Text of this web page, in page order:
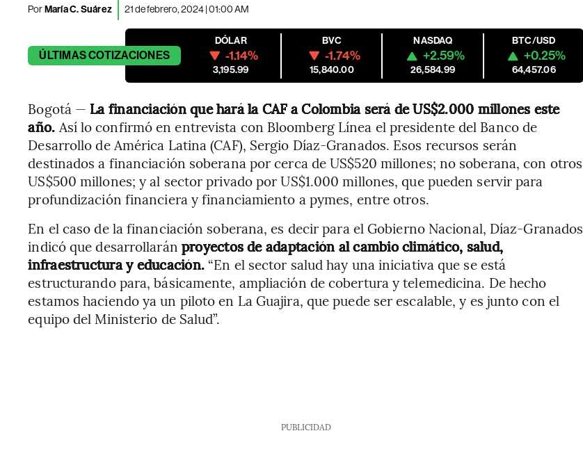
PorMaría C. Suárez 21 de febrero, 2024 | 01:00 AM
ÚLTIMASCOTIZACIONES
DÓLAR
-1.14%
3,195.99
BVC
-1.74%
15,840.00
NASDAQ
+2.59%
26,584.99
BTC/USD
+0.25%
64,457.06
Bogotá — La financiación que hará la CAF a Colombia será de US$2.000 millones este
año. Así lo confirmó en entrevista con Bloomberg Línea el presidente del Banco de
Desarrollo de América Latina (CAF), Sergio Díaz-Granados. Esos recursos serán
destinados a financiación soberana por cerca de US$520 millones; no soberana, con otros
US$500 millones; y al sector privado por US$1.000 millones, que pueden servir para
profundización financiera y financiamiento a pymes, entre otros.
En el caso de la financiación soberana, es decir para el Gobierno Nacional, Díaz-Granados
indicó que desarrollarán proyectos de adaptación al cambio climático, salud,
infraestructura y educación. “En el sector salud hay una iniciativa que se está
estructurando para, básicamente, ampliación de cobertura y telemedicina. De hecho
estamos haciendo ya un piloto en La Guajira, que puede ser escalable, y es junto con el
equipo del Ministerio de Salud”.
PUBLICIDAD